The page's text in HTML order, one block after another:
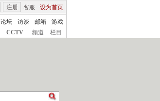
客服 设为首页
注册
论坛 访谈 邮箱
游戏
CCTV 频道 栏目